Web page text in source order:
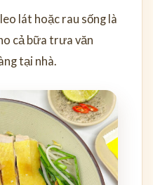
lát hoặc rau sống là
cả bữa trưa văn
tại nhà.